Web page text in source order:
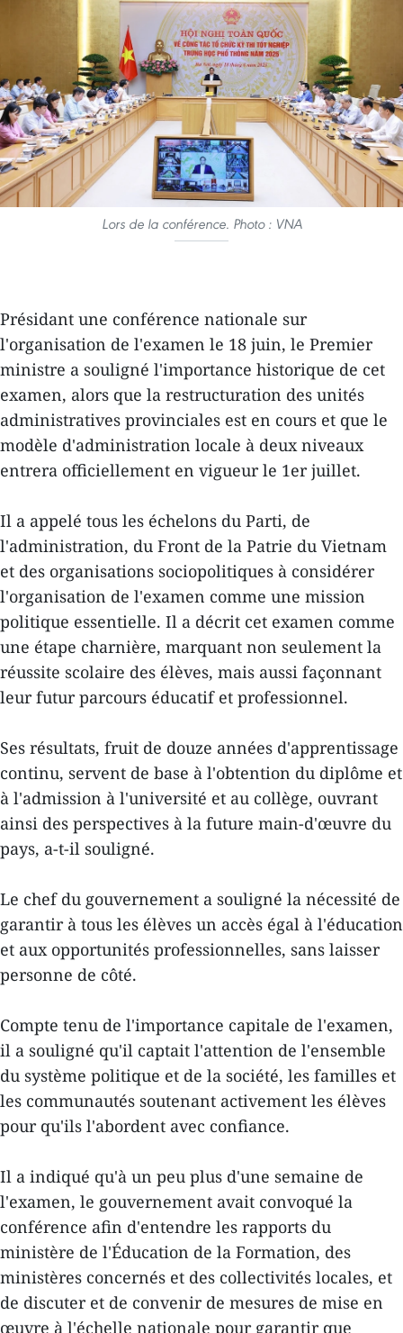
Lors de la conférence. Photo : VNA
Présidant une conférence nationale sur
l'organisation de l'examen le 18 juin, le Premier
ministre a souligné l'importance historique de cet
examen, alors que la restructuration des unités
administratives provinciales est en cours et que le
modèle d'administration locale à deux niveaux
entrera officiellement en vigueur le 1er juillet.
Il a appelé tous les échelons du Parti, de
l'administration, du Front de la Patrie du Vietnam
et des organisations sociopolitiques à considérer
l'organisation de l'examen comme une mission
politique essentielle. Il a décrit cet examen comme
une étape charnière, marquant non seulement la
réussite scolaire des élèves, mais aussi façonnant
leur futur parcours éducatif et professionnel.
Ses résultats, fruit de douze années d'apprentissage
continu, servent de base à l'obtention du diplôme et
à l'admission à l'université et au collège, ouvrant
ainsi des perspectives à la future main-d'œuvre du
pays, a-t-il souligné.
Le chef du gouvernement a souligné la nécessité de
garantir à tous les élèves un accès égal à l'éducation
et aux opportunités professionnelles, sans laisser
personne de côté.
Compte tenu de l'importance capitale de l'examen,
il a souligné qu'il captait l'attention de l'ensemble
du système politique et de la société, les familles et
les communautés soutenant activement les élèves
pour qu'ils l'abordent avec confiance.
Il a indiqué qu'à un peu plus d'une semaine de
l'examen, le gouvernement avait convoqué la
conférence afin d'entendre les rapports du
ministère de l'Éducation de la Formation, des
ministères concernés et des collectivités locales, et
de discuter et de convenir de mesures de mise en
œuvre à l'échelle nationale pour garantir que